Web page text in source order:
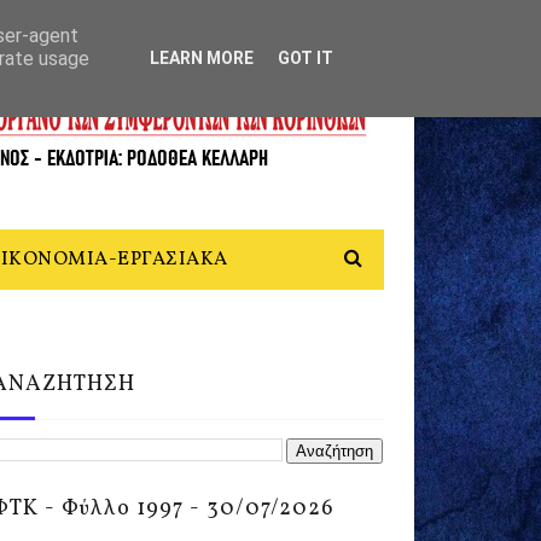
ΕΡΓΑΣΙΑΚΑ
- Φύλλο 1997 - 30/07/2026
agent
usage
LEARN MORE GOT IT